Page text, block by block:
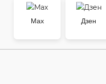
Max
Дзен